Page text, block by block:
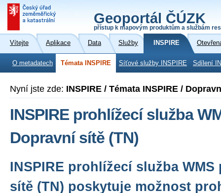
Geoportál ČÚZK
přístup k mapovým produktům a službám
Vítejte Aplikace Data Služby INSPIRE
O metadatech Témata INSPIRE Síťové služby INSPIRE Sdílení
Nyní jste zde: INSPIRE / Témata INSPIRE /
INSPIRE prohlížecí služba
Dopravní sítě (TN)
INSPIRE prohlížecí služba
sítě (TN) poskytuje možnost